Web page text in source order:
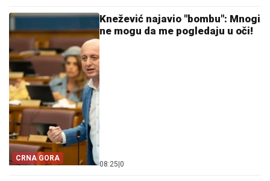
CRNA GORA
Knežević najavio "bombu": Mnogi
ne mogu da me pogledaju u oči!
08:25 0